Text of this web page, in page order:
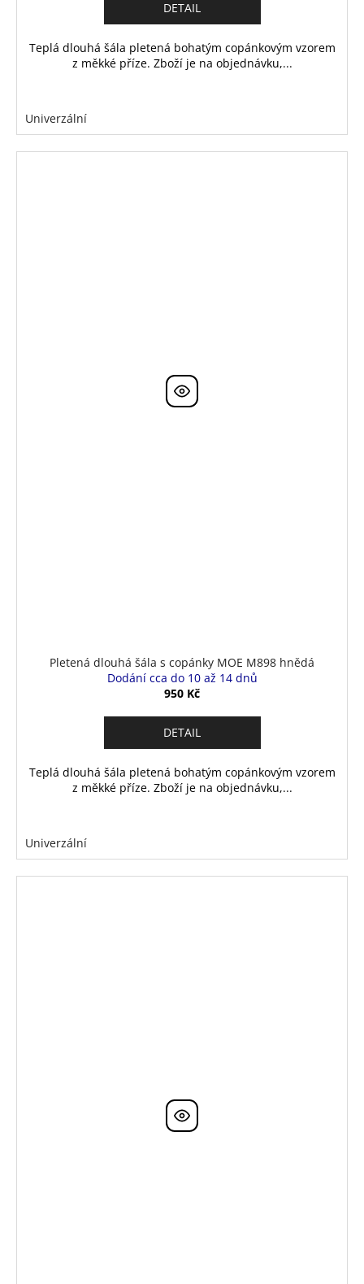
DETAIL
Teplá dlouhá šála pletená bohatým copánkovým vzorem
z měkké příze. Zboží je na objednávku,...
Univerzální
Pletená dlouhá šála s copánky MOE M898 hnědá
Dodání cca do 10 až 14 dnů
950 Kč
DETAIL
Teplá dlouhá šála pletená bohatým copánkovým vzorem
z měkké příze. Zboží je na objednávku,...
Univerzální